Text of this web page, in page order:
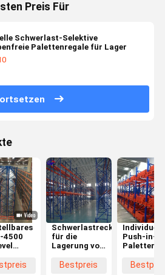
Preis Für
Schwerlast-Selektive
Palettenregale für Lager
4500
Schwerlastrecke
für die
Lagerung von
Bestpreis
Push-in-